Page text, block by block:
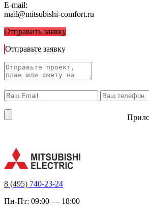
E-mail:
mail@mitsubishi-comfort.ru
Отправить заявку
Отправьте заявку
8 (495) 740-23-24
Пн-Пт: 09:00 — 18:00